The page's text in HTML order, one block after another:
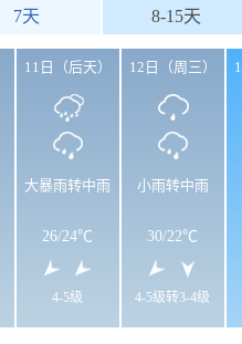
7天 8-15天
11日（后天）
大暴雨转中雨
26/24℃
4-5级
12日（周三）
小雨转中雨
30/22℃
4-5级转3-4级